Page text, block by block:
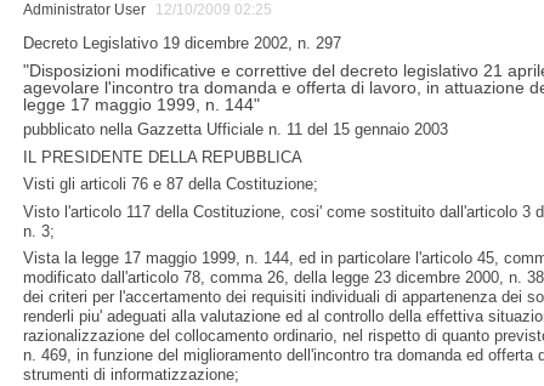
Administrator User 12/10/2009 02:25
Decreto Legislativo 19 dicembre 2002, n. 297
"Disposizioni modificative e correttive del decreto legislativo 21
agevolare l'incontro tra domanda e offerta di lavoro, in attuazione
legge 17 maggio 1999, n. 144"
pubblicato nella Gazzetta Ufficiale n. 11 del 15 gennaio 2003
IL PRESIDENTE DELLA REPUBBLICA
Visti gli articoli 76 e 87 della Costituzione;
Visto l'articolo 117 della Costituzione, cosi' come sostituito dall'articolo 3
n. 3;
Vista la legge 17 maggio 1999, n. 144, ed in particolare l'articolo 45,
modificato dall'articolo 78, comma 26, della legge 23 dicembre 2000, n.
dei criteri per l'accertamento dei requisiti individuali di appartenenza dei
renderli piu' adeguati alla valutazione ed al controllo della effettiva
razionalizzazione del collocamento ordinario, nel rispetto di quanto
n. 469, in funzione del miglioramento dell'incontro tra domanda ed
strumenti di informatizzazione;